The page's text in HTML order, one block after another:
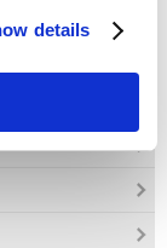
details